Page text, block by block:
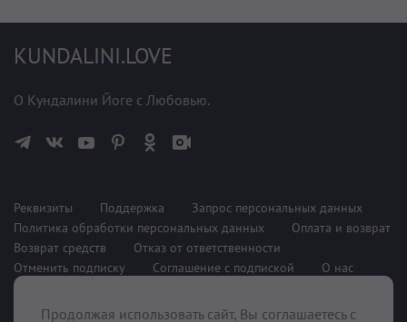
KUNDALINI.LOVE
О Кундалини Йоге с Любовью.
Реквизиты Поддержка
Запрос персональных данных
Политика обработки персональных данных
Оплата и возврат
Возврат средств
Отказ от ответственности
Отменить подписку
Соглашение с подпиской О нас
Продолжая использовать сайт, Вы соглашаетесь с